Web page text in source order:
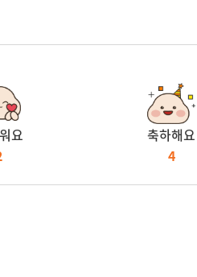
요
축하해요
4